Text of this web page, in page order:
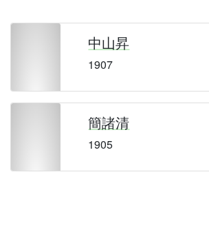
中山昇
1907
簡諸清
1905